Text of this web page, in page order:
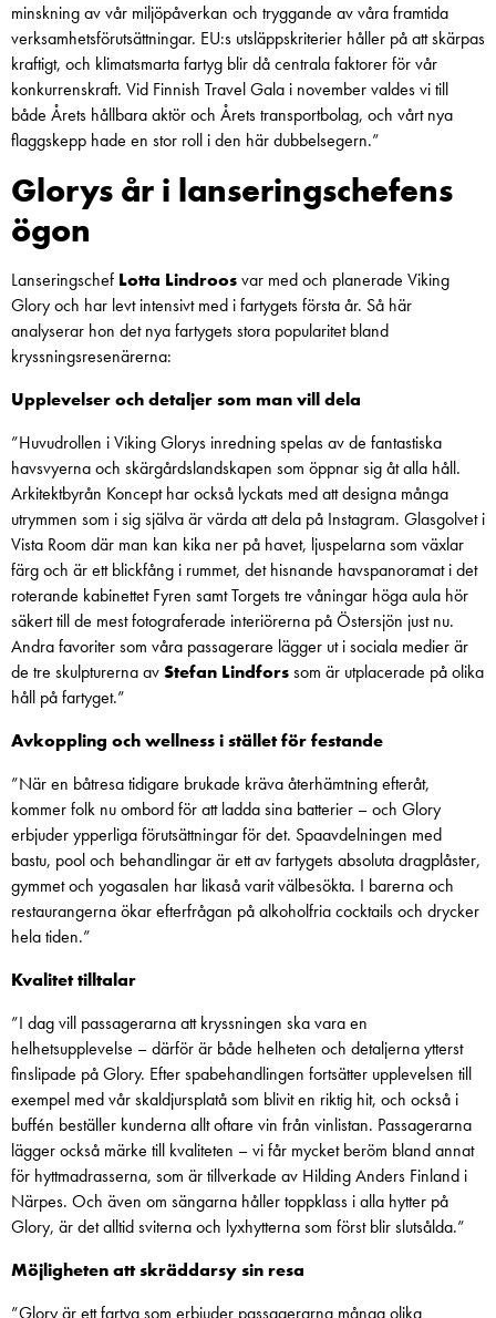
minskning av vår miljöpåverkan och tryggande av våra framtida
verksamhetsförutsättningar. EU:s utsläppskriterier håller på att skärpas
kraftigt, och klimatsmarta fartyg blir då centrala faktorer för vår
konkurrenskraft. Vid Finnish Travel Gala i november valdes vi till
både Årets hållbara aktör och Årets transportbolag, och vårt nya
flaggskepp hade en stor roll i den här dubbelsegern.”
Glorys år i lanseringschefens
ögon
Lanseringschef Lotta Lindroosvar med och planerade Viking
Glory och har levt intensivt med i fartygets första år. Så här
analyserar hon det nya fartygets stora popularitet bland
kryssningsresenärerna:
Upplevelser och detaljer som man vill dela
”Huvudrollen i Viking Glorys inredning spelas av de fantastiska
havsvyerna och skärgårdslandskapen som öppnar sig åt alla håll.
Arkitektbyrån Koncept har också lyckats med att designa många
utrymmen som i sig själva är värda att dela på Instagram. Glasgolvet i
Vista Room där man kan kika ner på havet, ljuspelarna som växlar
färg och är ett blickfång i rummet, det hisnande havspanoramat i det
roterande kabinettet Fyren samt Torgets tre våningar höga aula hör
säkert till de mest fotograferade interiörerna på Östersjön just nu.
Andra favoriter som våra passagerare lägger ut i sociala medier är
de tre skulpturerna avStefan Lindforssom är utplacerade på olika
håll på fartyget.”
Avkoppling och wellness i stället för festande
”När en båtresa tidigare brukade kräva återhämtning efteråt,
kommer folk nu ombord för att ladda sina batterier – och Glory
erbjuder ypperliga förutsättningar för det. Spaavdelningen med
bastu, pool och behandlingar är ett av fartygets absoluta dragplåster,
gymmet och yogasalen har likaså varit välbesökta. I barerna och
restaurangerna ökar efterfrågan på alkoholfria cocktails och drycker
hela tiden.”
Kvalitet tilltalar
”I dag vill passagerarna att kryssningen ska vara en
helhetsupplevelse – därför är både helheten och detaljerna ytterst
finslipade på Glory. Efter spabehandlingen fortsätter upplevelsen till
exempel med vår skaldjursplatå som blivit en riktig hit, och också i
buffén beställer kunderna allt oftare vin från vinlistan. Passagerarna
lägger också märke till kvaliteten – vi får mycket beröm bland annat
för hyttmadrasserna, som är tillverkade av Hilding Anders Finland i
Närpes. Och även om sängarna håller toppklass i alla hytter på
Glory, är det alltid sviterna och lyxhytterna som först blir slutsålda.”
Möjligheten att skräddarsy sin resa
”Glory är ett fartyg som erbjuder passagerarna många olika